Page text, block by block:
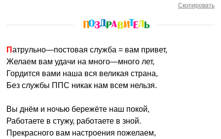
Скопировать
Патрульно—постовая служба = вам привет,
Желаем вам удачи на много—много лет,
Гордится вами наша вся великая страна,
Без службы ППС никак нам всем нельзя.
Вы днём и ночью бережёте наш покой,
Работаете в стужу, работаете в зной.
Прекрасного вам настроения пожелаем,